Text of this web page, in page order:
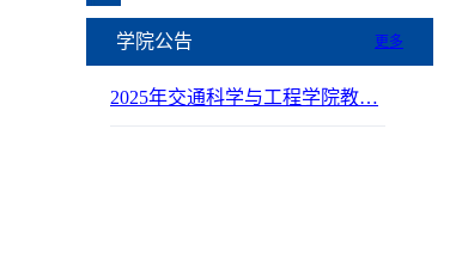
学院公告 更多
2025年交通科学与工程学院教…